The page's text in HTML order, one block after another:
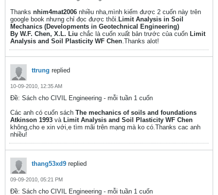
Thanks nhim4mat2006 nhiều nha,mình kiếm được 2 cuốn này trên
google book nhưng chỉ đọc được thôi. Limit Analysis in Soil
Mechanics (Developments in Geotechnical Engineering)
By W.F. Chen, X.L. Liu chắc là cuốn xuất bản trước của cuốn Limit
Analysis and Soil Plasticity WF Chen.Thanks alot!
ttrung replied
10-09-2010, 12:35 AM
Ðề: Sách cho CIVIL Engineering - mỗi tuần 1 cuốn
Các anh có cuốn sách The mechanics of soils and foundations
Atkinson 1993 và Limit Analysis and Soil Plasticity WF Chen
không,cho e xin với,e tìm mãi trên mạng mà ko có.Thanks cac anh
nhiều!
thang53xd9 replied
09-09-2010, 05:21 PM
Ðề: Sách cho CIVIL Engineering - mỗi tuần 1 cuốn